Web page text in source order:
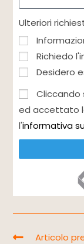
Ulteriori
Richiedo
Desidero
Cliccando
ed accettato
l'informativa
Articolo